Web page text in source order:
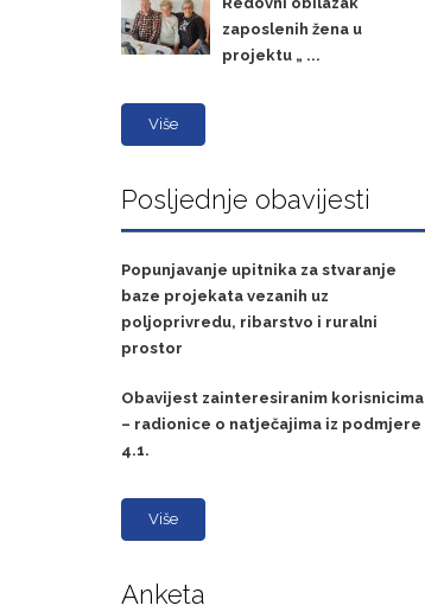
zaposlenih žena u
projektu „ ...
Više
Posljednje obavijesti
Popunjavanje upitnika za stvaranje
baze projekata vezanih uz
poljoprivredu, ribarstvo i ruralni
prostor
Obavijest zainteresiranim korisnicima
– radionice o natječajima iz podmjere
4.1.
Više
Anketa